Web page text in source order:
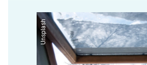
Unsplash